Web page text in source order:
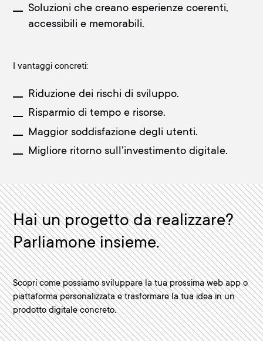
Soluzioni che creano esperienze coerenti,
accessibili e memorabili.
I vantaggi concreti:
Riduzione dei rischi di sviluppo.
Risparmio di tempo e risorse.
Maggior soddisfazione degli utenti.
Migliore ritorno sull’investimento digitale.
Hai un progetto da realizzare?
Parliamone insieme.
Scopri come possiamo sviluppare la tua prossima web app o
piattaforma personalizzata e trasformare la tua idea in un
prodotto digitale concreto.